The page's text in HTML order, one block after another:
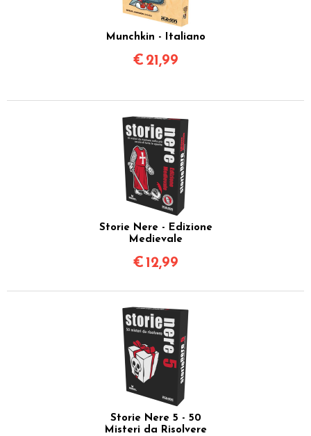
Munchkin - Italiano
€ 21,99
Storie Nere - Edizione
Medievale
€ 12,99
Storie Nere 5 - 50
Misteri da Risolvere